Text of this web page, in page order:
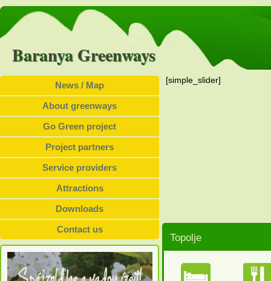
Baranya Greenways
[simple_slider]
News / Map
About greenways
Go Green project
Project partners
Service providers
Attractions
Downloads
Contact us
Topolje